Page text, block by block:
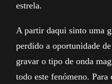
estrela.
A partir daqui sinto uma
perdido a oportunidade
gravar o tipo de onda
todo este fenómeno.